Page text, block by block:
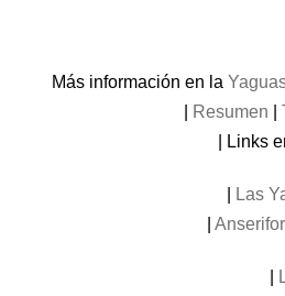
Más información en la
Resumen
| Links
Las